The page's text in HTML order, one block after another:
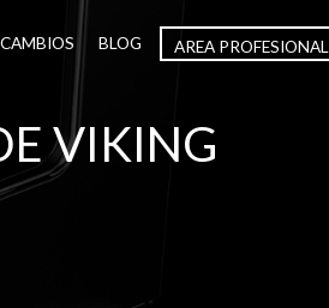
BLOG AREA PROFESIONAL
VIKING